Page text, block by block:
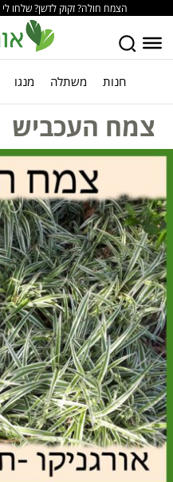
הצמח חולה? זקוק לדשן? שלחו לי
חנות משתלה מנגו
צמח העכביש